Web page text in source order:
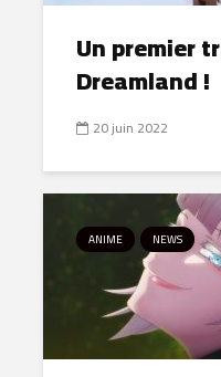
Un premier
Dreamland !
20 juin 2022
ANIME NEWS